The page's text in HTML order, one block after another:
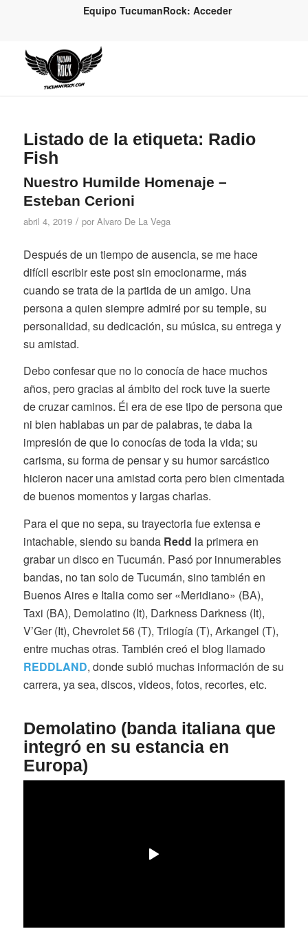
Equipo TucumanRock: Acceder
Listado de la etiqueta: Radio
Fish
Nuestro Humilde Homenaje –
Esteban Cerioni
abril 4, 2019 / por Alvaro De La Vega
Después de un tiempo de ausencia, se me hace
difícil escribir este post sin emocionarme, más
cuando se trata de la partida de un amigo. Una
persona a quien siempre admiré por su temple, su
personalidad, su dedicación, su música, su entrega y
su amistad.
Debo confesar que no lo conocía de hace muchos
años, pero gracias al ámbito del rock tuve la suerte
de cruzar caminos. Él era de ese tipo de persona que
ni bien hablabas un par de palabras, te daba la
impresión de que lo conocías de toda la vida; su
carisma, su forma de pensar y su humor sarcástico
hicieron nacer una amistad corta pero bien cimentada
de buenos momentos y largas charlas.
Para el que no sepa, su trayectoria fue extensa e
intachable, siendo su banda Redd la primera en
grabar un disco en Tucumán. Pasó por innumerables
bandas, no tan solo de Tucumán, sino también en
Buenos Aires e Italia como ser «Meridiano» (BA),
Taxi (BA), Demolatino (It), Darkness Darkness (It),
V’Ger (It), Chevrolet 56 (T), Trilogía (T), Arkangel (T),
entre muchas otras. También creó el blog llamado
REDDLAND, donde subió muchas información de su
carrera, ya sea, discos, videos, fotos, recortes, etc.
Demolatino (banda italiana que
integró en su estancia en
Europa)